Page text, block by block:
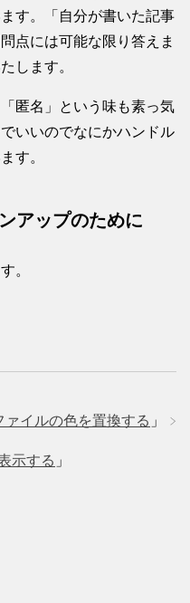
す。「自分が書いた記事
点には可能な限り答えま
します。
匿名」という味も素っ気
いいのでなにかハンドル
す。
アップのために
。
ァイルの色を置換する 」
示する 」